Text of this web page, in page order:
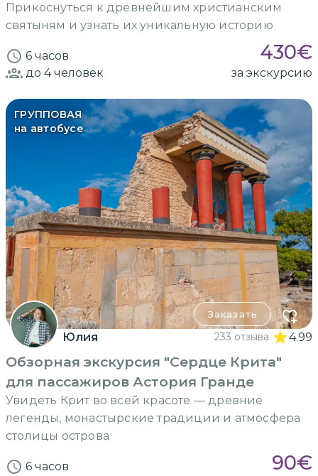
Прикоснуться к древнейшим христианским
святыням и узнать их уникальную историю
6 часов 430€
до 4человек за экскурсию
ГРУППОВАЯ
на автобусе
Заказать
Юлия 233 отзыва 4.99
Обзорная экскурсия "Сердце Крита"
для пассажиров Астория Гранде
Увидеть Крит во всей красоте — древние
легенды, монастырские традиции и атмосфера
столицы острова
6 часов 90€